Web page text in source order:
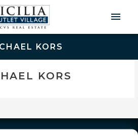
KORS
KORS